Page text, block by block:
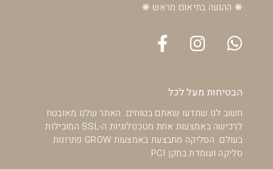
❋ ההגעה בתיאום מראש ❋
הבטיחות מעל לכל
חשוב לנו שתדעו שאתם בטוחים. האתר שלנו מאובטח
לרכישה באמצעות אחת מטכנולוגיות ה-SSL המובילות
בעולם. הסליקה מתבצעת באמצעות GROW פתרונות
סליקה ועומדת בתקן PCI.